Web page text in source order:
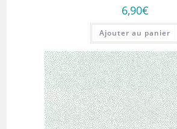
6,90€
Ajouter au panier